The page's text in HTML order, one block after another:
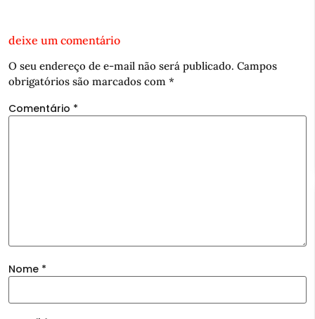
deixe um comentário
O seu endereço de e-mail não será publicado. Campos
obrigatórios são marcados com *
Comentário *
Nome *